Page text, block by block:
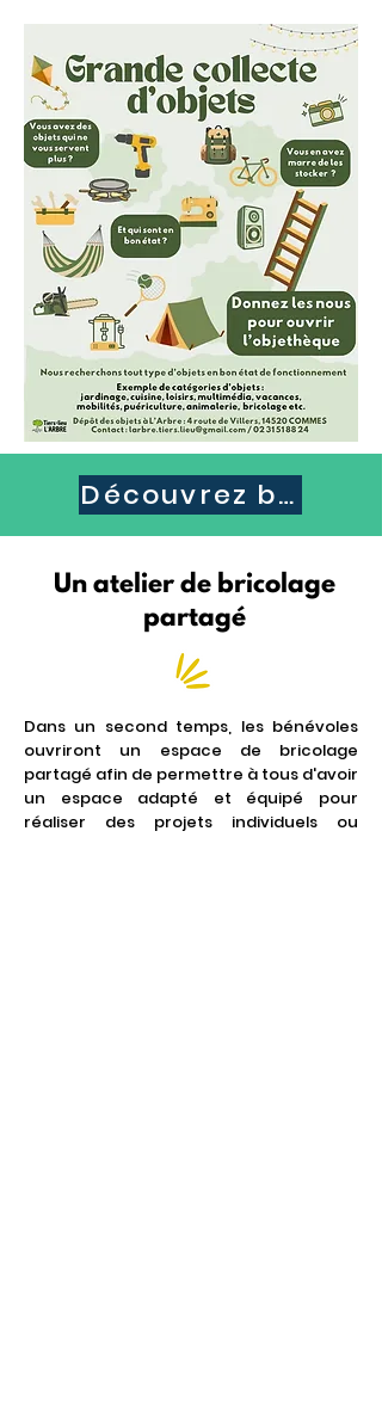
Découvrez
Un atelier de bricolage
partagé
Dans un second temps, les bénévoles
ouvriront un espace de bricolage
partagé afin de permettre à tous d'avoir
un espace adapté et équipé pour
réaliser des projets individuels ou